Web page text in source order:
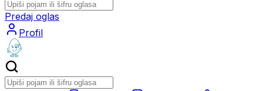
Predaj oglas
Profil